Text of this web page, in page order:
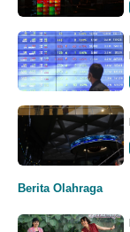
Berita Olahraga